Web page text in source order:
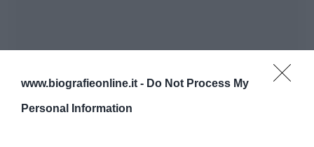
www.biografieonline.it - Do Not Process My
Personal Information